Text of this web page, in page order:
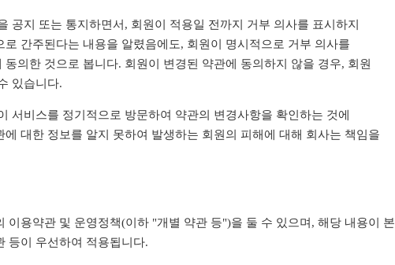
공지 또는 통지하면서, 회원이 적용일 전까지 거부 의사를 표시하지
간주된다는 내용을 알렸음에도, 회원이 명시적으로 거부 의사를
의한 것으로 봅니다. 회원이 변경된 약관에 동의하지 않을 경우, 회원
있습니다.
서비스를 정기적으로 방문하여 약관의 변경사항을 확인하는 것에
대한 정보를 알지 못하여 발생하는 회원의 피해에 대해 회사는 책임을
용약관 및 운영정책(이하 "개별 약관 등")을 둘 수 있으며, 해당 내용이 본
등이 우선하여 적용됩니다.